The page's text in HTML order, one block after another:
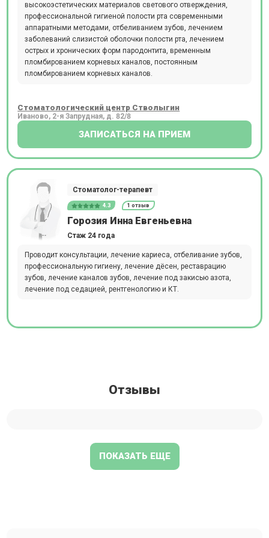
высокоэстетических материалов светового отверждения,
профессиональной гигиеной полости рта современными
аппаратными методами, отбеливанием зубов, лечением
заболеваний слизистой оболочки полости рта, лечением
острых и хронических форм пародонтита, временным
пломбированием корневых каналов, постоянным
пломбированием корневых каналов.
Стоматологический центр Стволыгин
Иваново, 2-я Запрудная, д. 82/8
ЗАПИСАТЬСЯ НА ПРИЕМ
Стоматолог-терапевт
4.3 1 отзыв
Горозия Инна Евгеньевна
Стаж 24 года
Проводит консультации, лечение кариеса, отбеливание зубов,
профессиональную гигиену, лечение дёсен, реставрацию
зубов, лечение каналов зубов, лечение под закисью азота,
лечение под седацией, рентгенологию и КТ.
Отзывы
ПОКАЗАТЬ ЕЩЕ